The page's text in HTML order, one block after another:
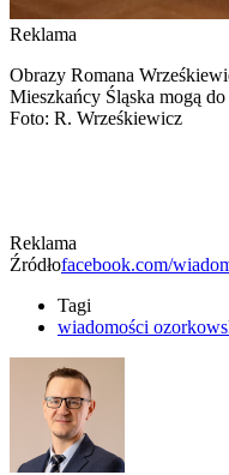
Reklama
Obrazy Romana
Mieszkańcy Śląska mogą
Foto: R. Wrześkiewicz
Reklama
Źródłofacebook.com/
Tagi
wiadomości